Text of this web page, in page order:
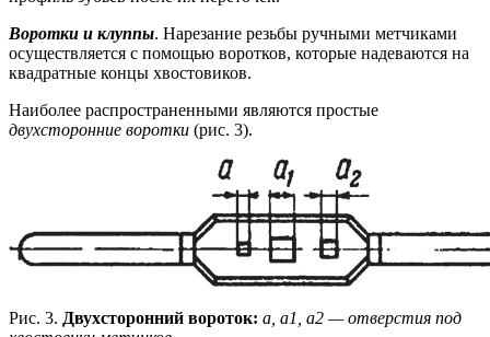
Воротки и клуппы. Нарезание резьбы ручными метчиками
осуществляется с помощью воротков, которые надеваются на
квадратные концы хвостовиков.
Наиболее распространенными являются простые
двухсторонние воротки (рис. 3).
Рис. 3. Двухсторонний вороток: а, а1, а2 — отверстия под